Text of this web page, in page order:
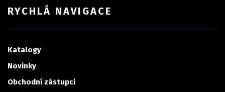
RYCHLÁ NAVIGACE
Katalogy
Novinky
Obchodní zástupci